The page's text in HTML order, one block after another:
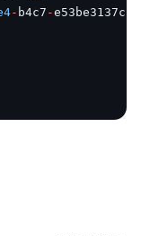
- b4c7 -